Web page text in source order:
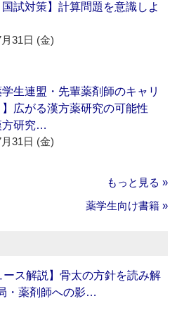
国試対策】計算問題を意識しよ
31日 (金)
学生連盟・先輩薬剤師のキャリ
】広がる漢方薬研究の可能性
方研究…
31日 (金)
もっと見る »
薬学生向け書籍 »
ース解説】骨太の方針を読み解
・薬剤師への影…